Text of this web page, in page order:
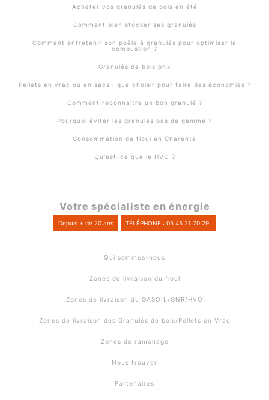
Acheter vos granulés de bois en été
Comment bien stocker ses granulés
Comment entretenir son poêle à granulés pour optimiser la
combustion ?
Granulés de bois prix
Pellets en vrac ou en sacs : que choisir pour faire des économies ?
Comment reconnaître un bon granulé ?
Pourquoi éviter les granulés bas de gamme ?
Consommation de fioul en Charente
Qu'est-ce que le HVO ?
Votre spécialiste en énergie
Depuis + de 20 ans TÉLÉPHONE : 05 45 21 70 29.
Qui sommes-nous
Zones de livraison du fioul
Zones de livraison du GASOIL/GNR/HVO
Zones de livraison des Granulés de bois/Pellets en Vrac
Zones de ramonage
Nous trouver
Partenaires